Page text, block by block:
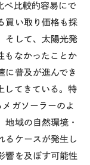
べ比較的容易にで
買い取り価格も採
そして、太陽光発
もなかったことか
に普及が進んでき
してきている。特
ガソーラーのよ
地域の自然環境・
るケースが発生し
響を及ぼす可能性